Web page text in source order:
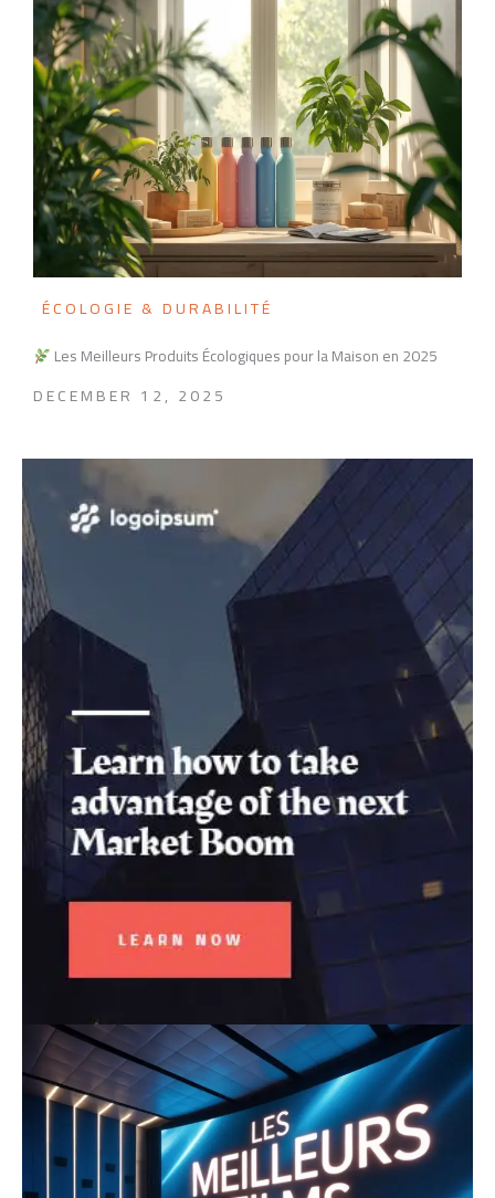
ÉCOLOGIE & DURABILITÉ
Les Meilleurs Produits Écologiques pour la Maison en 2025
DECEMBER 12, 2025